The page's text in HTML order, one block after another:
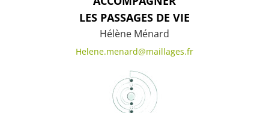
LES PASSAGES DE VIE
Hélène Ménard
Helene.menard@maillages.fr